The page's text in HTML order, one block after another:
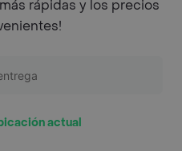
play AppGallery
rápidas y los precios
actual